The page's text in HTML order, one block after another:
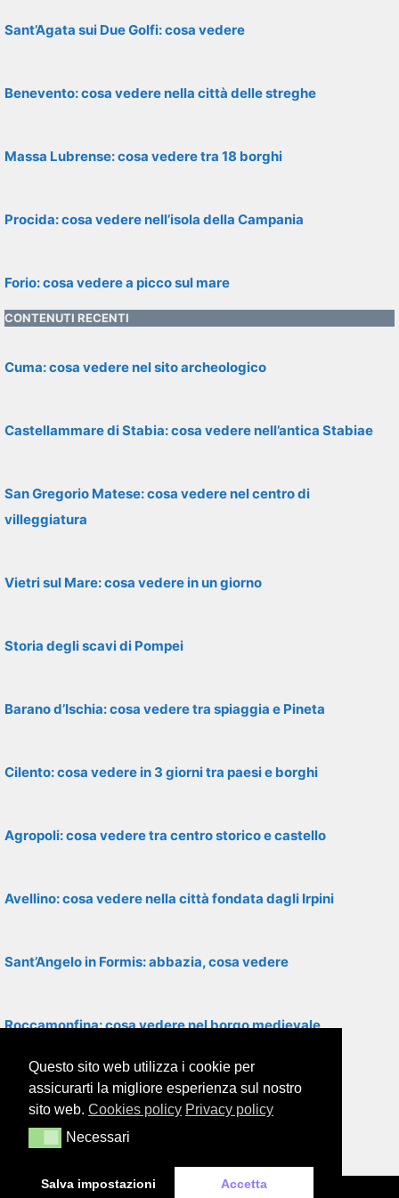
Sant’Agata sui Due Golfi: cosa vedere
Benevento: cosa vedere nella città delle streghe
Massa Lubrense: cosa vedere tra 18 borghi
Procida: cosa vedere nell’isola della Campania
Forio: cosa vedere a picco sul mare
CONTENUTI RECENTI
Cuma: cosa vedere nel sito archeologico
Castellammare di Stabia: cosa vedere nell’antica Stabiae
San Gregorio Matese: cosa vedere nel centro di
villeggiatura
Vietri sul Mare: cosa vedere in un giorno
Storia degli scavi di Pompei
Barano d’Ischia: cosa vedere tra spiaggia e Pineta
Cilento: cosa vedere in 3 giorni tra paesi e borghi
Agropoli: cosa vedere tra centro storico e castello
Avellino: cosa vedere nella città fondata dagli Irpini
Sant’Angelo in Formis: abbazia, cosa vedere
Roccamonfina: cosa vedere nel borgo medievale
Santa Maria di Castellabate: cosa vedere
Cimitile: cosa vedere tra basiliche paleocristiane
Questo sito web utilizza i cookie per
assicurarti la migliore esperienza sul nostro
sito web. Cookies policy Privacy policy
NecessariNecessari
Salva impostazioni Accetta